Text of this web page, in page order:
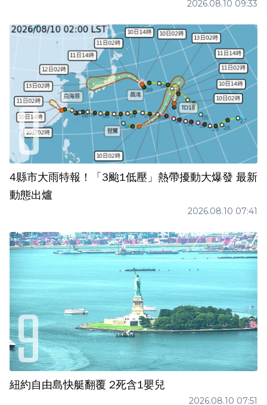
2026.08.10 09:33
4縣市大雨特報！「3颱1低壓」熱帶擾動大爆發 最新
動態出爐
2026.08.10 07:41
紐約自由島快艇翻覆 2死含1嬰兒
2026.08.10 07:51